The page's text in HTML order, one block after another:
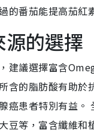
的番茄能提高茄紅
的選擇
建議選擇富含
含的脂肪酸有助於
癌患者特別有益。
豆等，富含纖維和